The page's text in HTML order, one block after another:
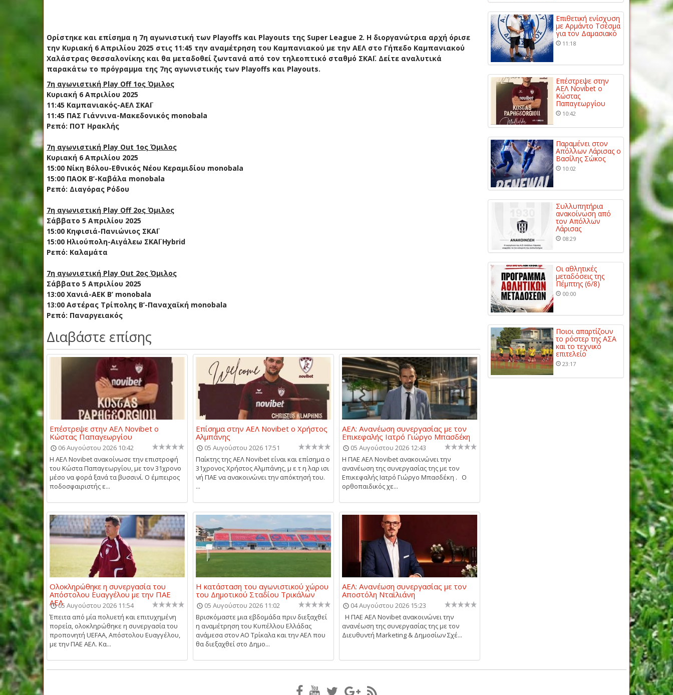
Ορίστηκε και επίσημα η 7η αγωνιστική των Playoffs και Playouts της Super League 2. Η διοργανώτρια αρχή όρισε
την Κυριακή 6 Απριλίου 2025 στις 11:45 την αναμέτρηση του Καμπανιακού με την ΑΕΛ στο Γήπεδο Καμπανιακού
Χαλάστρας Θεσσαλονίκης και θα μεταδοθεί ζωντανά από τον τηλεοπτικό σταθμό ΣΚΑΪ. Δείτε αναλυτικά
παρακάτω το πρόγραμμα της 7ης αγωνιστικής των Playoffs και Playouts.
7η αγωνιστική Play Off 1ος Όμιλος
Κυριακή 6 Απριλίου 2025
11:45 Καμπανιακός-ΑΕΛ ΣΚΑΪ
11:45 ΠΑΣ Γιάννινα-Μακεδονικός monobala
Ρεπό: ΠΟΤ Ηρακλής
7η αγωνιστική Play Out 1ος Όμιλος
Κυριακή 6 Απριλίου 2025
15:00 Νίκη Βόλου-Εθνικός Νέου Κεραμιδίου monobala
15:00 ΠΑΟΚ Β’-Καβάλα monobala
Ρεπό: Διαγόρας Ρόδου
7η αγωνιστική Play Off 2ος Όμιλος
Σάββατο 5 Απριλίου 2025
15:00 Κηφισιά-Πανιώνιος ΣΚΑΪ
15:00 Ηλιούπολη-Αιγάλεω ΣΚΑΪ Hybrid
Ρεπό: Καλαμάτα
7η αγωνιστική Play Out 2ος Όμιλος
Σάββατο 5 Απριλίου 2025
13:00 Χανιά-ΑΕΚ Β’ monobala
13:00 Αστέρας Τρίπολης B’-Παναχαϊκή monobala
Ρεπό: Παναργειακός
Διαβάστε επίσης
Επέστρεψε στην ΑΕΛ Novibet ο
Κώστας Παπαγεωργίου
06 Αυγούστου 2026 10:42
Η ΑΕΛ Novibet ανακοίνωσε την επιστροφή
του Κώστα Παπαγεωργίου, με τον 31χρονο
μέσο να φορά ξανά τα βυσσινί. Ο έμπειρος
ποδοσφαιριστής ε...
Επίσημα στην ΑΕΛ Novibet ο Χρήστος
Αλμπάνης
05 Αυγούστου 2026 17:51
Παίκτης της ΑΕΛ Novibet είναι και επίσημα ο
31χρονος Χρήστος Αλμπάνης, μ ε τ η λαρ ισι
νή ΠΑΕ να ανακοινώνει την απόκτησή του.
...
ΑΕΛ: Ανανέωση συνεργασίας με τον
Επικεφαλής Ιατρό Γιώργο Μπασδέκη
05 Αυγούστου 2026 12:43
Η ΠΑΕ ΑΕΛ Novibet ανακοινώνει την
ανανέωση της συνεργασίας της με τον
Επικεφαλής Ιατρό Γιώργο Μπασδέκη . Ο
ορθοπαιδικός χε...
Ολοκληρώθηκε η συνεργασία του
Απόστολου Ευαγγέλου με την ΠΑΕ
ΑΕΛ05 Αυγούστου 2026 11:54
Έπειτα από μία πολυετή και επιτυχημένη
πορεία, ολοκληρώθηκε η συνεργασία του
προπονητή UEFAA, Απόστολου Ευαγγέλου,
με την ΠΑΕ ΑΕΛ. Κα...
Η κατάσταση του αγωνιστικού χώρου
του Δημοτικού Σταδίου Τρικάλων
05 Αυγούστου 2026 11:02
Βρισκόμαστε μια εβδομάδα πριν διεξαχθεί
η αναμέτρηση του Κυπέλλου Ελλάδας
ανάμεσα στον ΑΟ Τρίκαλα και την ΑΕΛ που
θα διεξαχθεί στο Δημο...
ΑΕΛ: Ανανέωση συνεργασίας με τον
Αποστόλη Νταϊλιάνη
04 Αυγούστου 2026 15:23
Η ΠΑΕ ΑΕΛ Novibet ανακοινώνει την
ανανέωση της συνεργασίας της με τον
Διευθυντή Marketing & Δημοσίων Σχέ...
Επιθετική ενίσχυση
με Αρμάντο Τσέσμα
για τον Δαμασιακό
11:18
Επέστρεψε στην
ΑΕΛ Novibet ο
Κώστας
Παπαγεωργίου
10:42
Παραμένει στον
Απόλλων Λάρισας ο
Βασίλης Σώκος
10:02
Συλλυπητήρια
ανακοίνωση από
τον Απόλλων
Λάρισας
08:29
Οι αθλητικές
μεταδόσεις της
Πέμπτης (6/8)
00:00
Ποιοι απαρτίζουν
το ρόστερ της ΑΣΑ
και το τεχνικό
επιτελείο
23:17